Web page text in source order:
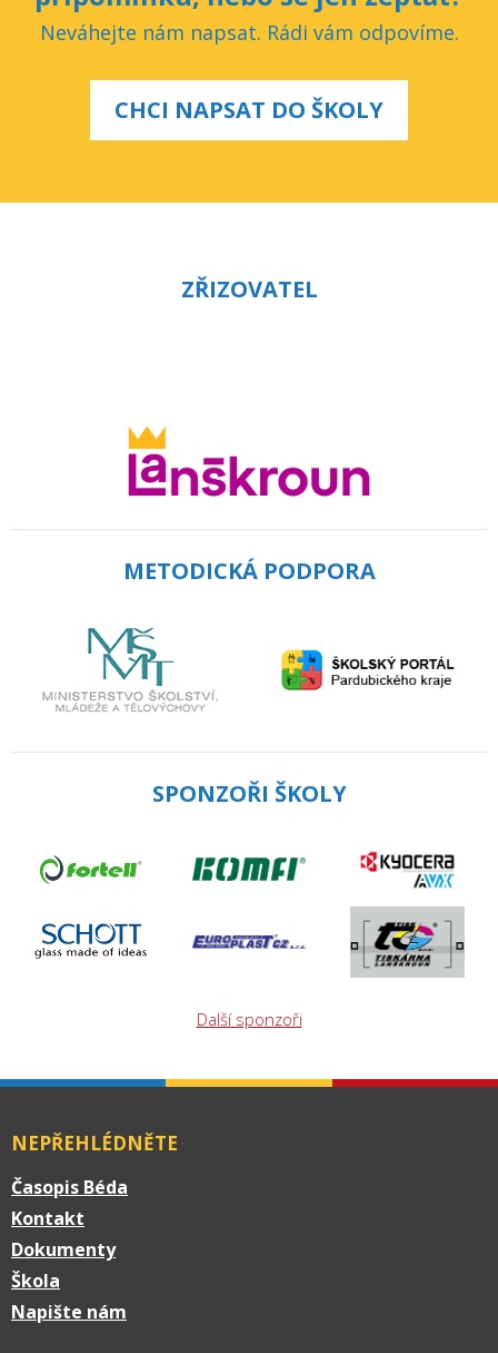
Neváhejte nám napsat. Rádi vám odpovíme.
CHCI NAPSAT DO ŠKOLY
ZŘIZOVATEL
METODICKÁ PODPORA
SPONZOŘI ŠKOLY
Další sponzoři
NEPŘEHLÉDNĚTE
Časopis Béda
Kontakt
Dokumenty
Škola
Napište nám